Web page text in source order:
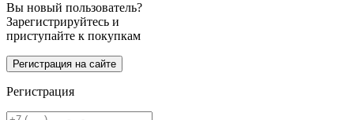
Вы новый пользователь?
Зарегистрируйтесь и
приступайте к покупкам
Регистрация